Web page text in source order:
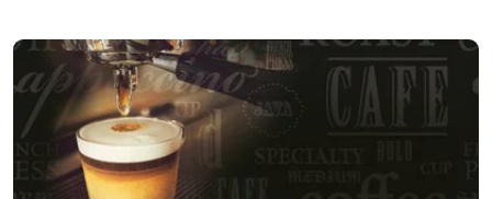
Text: Michael Strausz